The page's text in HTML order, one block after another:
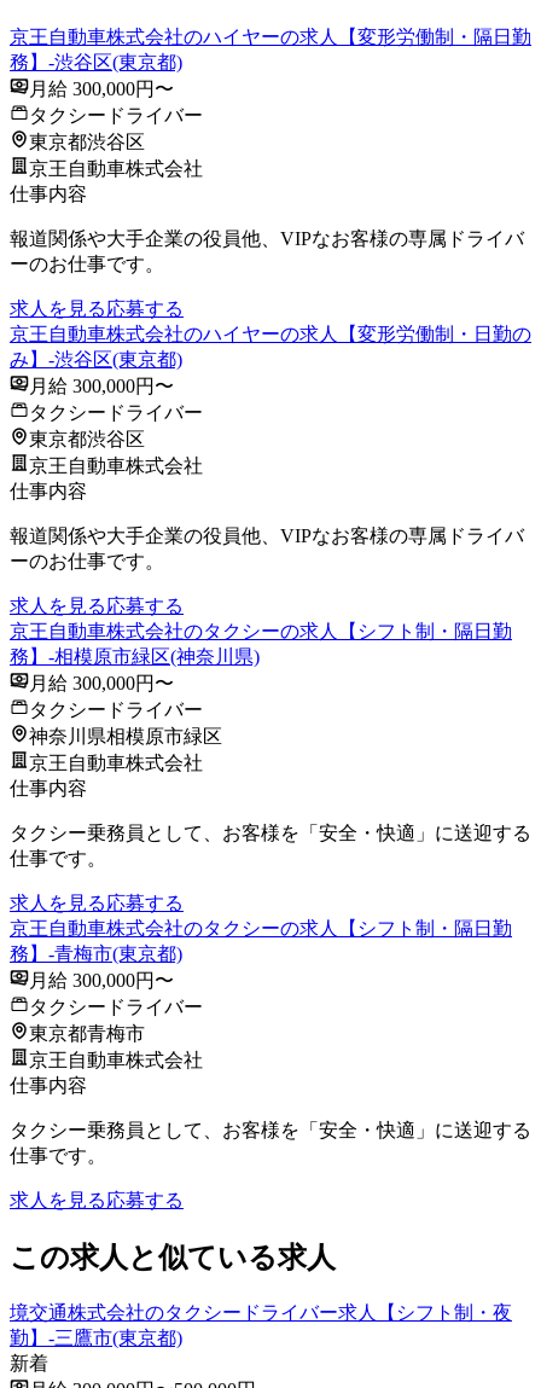
京王自動車株式会社のハイヤーの求人【変形労働制・隔日勤
務】-渋谷区(東京都)
月給 300,000円〜
タクシードライバー
東京都渋谷区
京王自動車株式会社
仕事内容
報道関係や大手企業の役員他、VIPなお客様の専属ドライバ
ーのお仕事です。
求人を見る応募する
京王自動車株式会社のハイヤーの求人【変形労働制・日勤の
み】-渋谷区(東京都)
月給 300,000円〜
タクシードライバー
東京都渋谷区
京王自動車株式会社
仕事内容
報道関係や大手企業の役員他、VIPなお客様の専属ドライバ
ーのお仕事です。
求人を見る応募する
京王自動車株式会社のタクシーの求人【シフト制・隔日勤
務】-相模原市緑区(神奈川県)
月給 300,000円〜
タクシードライバー
神奈川県相模原市緑区
京王自動車株式会社
仕事内容
タクシー乗務員として、お客様を「安全・快適」に送迎する
仕事です。
求人を見る応募する
京王自動車株式会社のタクシーの求人【シフト制・隔日勤
務】-青梅市(東京都)
月給 300,000円〜
タクシードライバー
東京都青梅市
京王自動車株式会社
仕事内容
タクシー乗務員として、お客様を「安全・快適」に送迎する
仕事です。
求人を見る応募する
この求人と似ている求人
境交通株式会社のタクシードライバー求人【シフト制・夜
勤】-三鷹市(東京都)
新着